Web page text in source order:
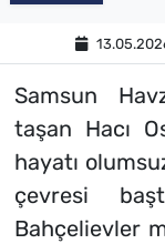
Samsun
taşan Hacı
hayatı
çevresi
Bahçelievler